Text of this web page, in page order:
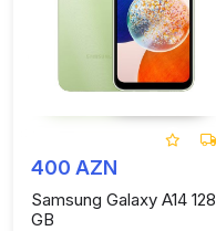
400 AZN
Samsung Galaxy A14 128
GB